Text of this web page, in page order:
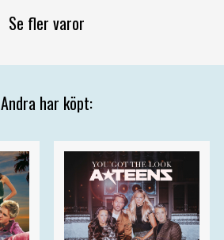
Se fler varor
Andra har köpt: